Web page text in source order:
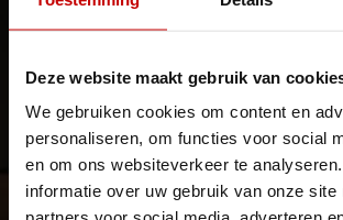
Deze website maakt gebruik van
We gebruiken cookies om content en
personaliseren, om functies voor social
en om ons websiteverkeer te
informatie over uw gebruik van onze site